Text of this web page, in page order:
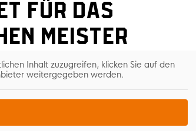
für das
Meister
Inhalt zuzugreifen, klicken Sie auf den
weitergegeben werden.